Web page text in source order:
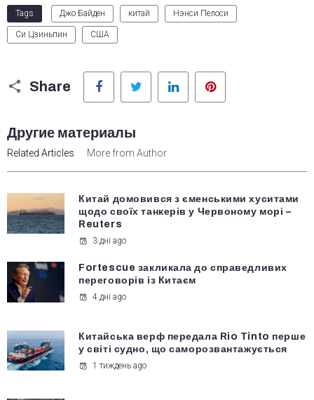
Tags Джо Байден китай Нэнси Пелоси
Си Цзиньпин США
Share
Facebook Twitter LinkedIn
Другие материалы
Related Articles More from Author
Китай домовився з єменськими хуситами
щодо своїх танкерів у Червоному морі –
Reuters
3 дні ago
Fortescue закликала до справедливих
переговорів із Китаєм
4 дні ago
Китайська верф передала Rio Tinto перше
у світі судно, що саморозвантажується
1 тиждень ago